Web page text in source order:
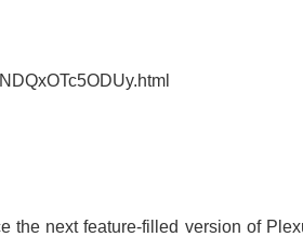
the next feature-filled version of